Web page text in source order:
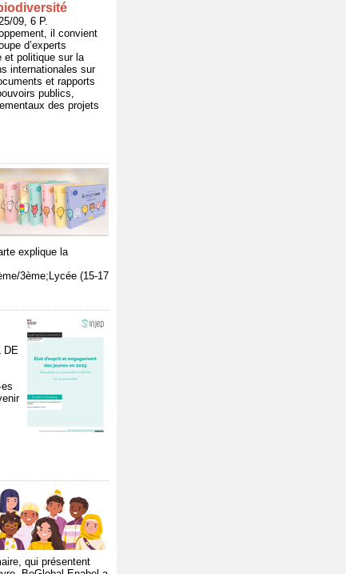
09, 6 P.
il convient
d’experts
et politique sur la
internationales sur
et rapports
publics,
des projets
explique la
3ème;Lycée (15-17
DE
qui présentent